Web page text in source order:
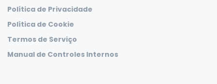
Política de Privacidade
Política de Cookie
Termos de Serviço
Manual de Controles Internos